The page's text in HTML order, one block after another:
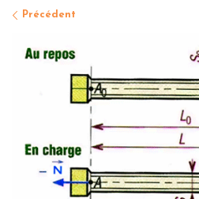
Navigation des
Précédent